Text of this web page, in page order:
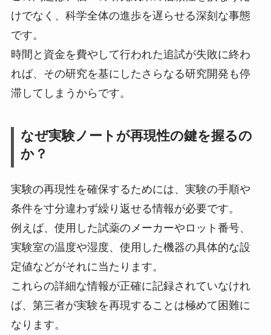
けでなく、科学全体の進歩を遅らせる深刻な事態
です。
時間と資金を費やして行われた追試が失敗に終わ
れば、その研究を基にしたさらなる研究開発も停
滞してしまうからです。
なぜ実験ノートが再現性の鍵を握るの
か？
実験の再現性を確保するためには、実験の手順や
条件を寸分違わず繰り返せる情報が必要です。
例えば、使用した試薬のメーカーやロット番号、
実験室の温度や湿度、使用した機器の具体的な設
定値などがそれに当たります。
これらの詳細な情報が正確に記録されていなけれ
ば、第三者が実験を再現することは極めて困難に
なります。